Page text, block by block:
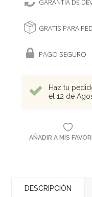
GARANTÍA DE
GRATIS PARA
PAGO SEGURO
Haz tu
el 12 de
AÑADIR A MIS
DESCRIPCIÓN